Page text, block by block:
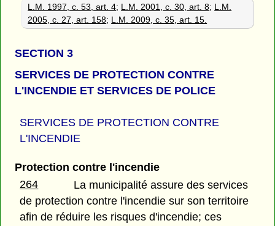
L.M. 1997, c. 53, art. 4; L.M. 2001, c. 30, art. 8; L.M.
2005, c. 27, art. 158; L.M. 2009, c. 35, art. 15.
SECTION 3
SERVICES DE PROTECTION CONTRE
L'INCENDIE ET SERVICES DE POLICE
SERVICES DE PROTECTION CONTRE
L'INCENDIE
Protection contre l'incendie
264
La municipalité assure des services
de protection contre l'incendie sur son territoire
afin de réduire les risques d'incendie; ces